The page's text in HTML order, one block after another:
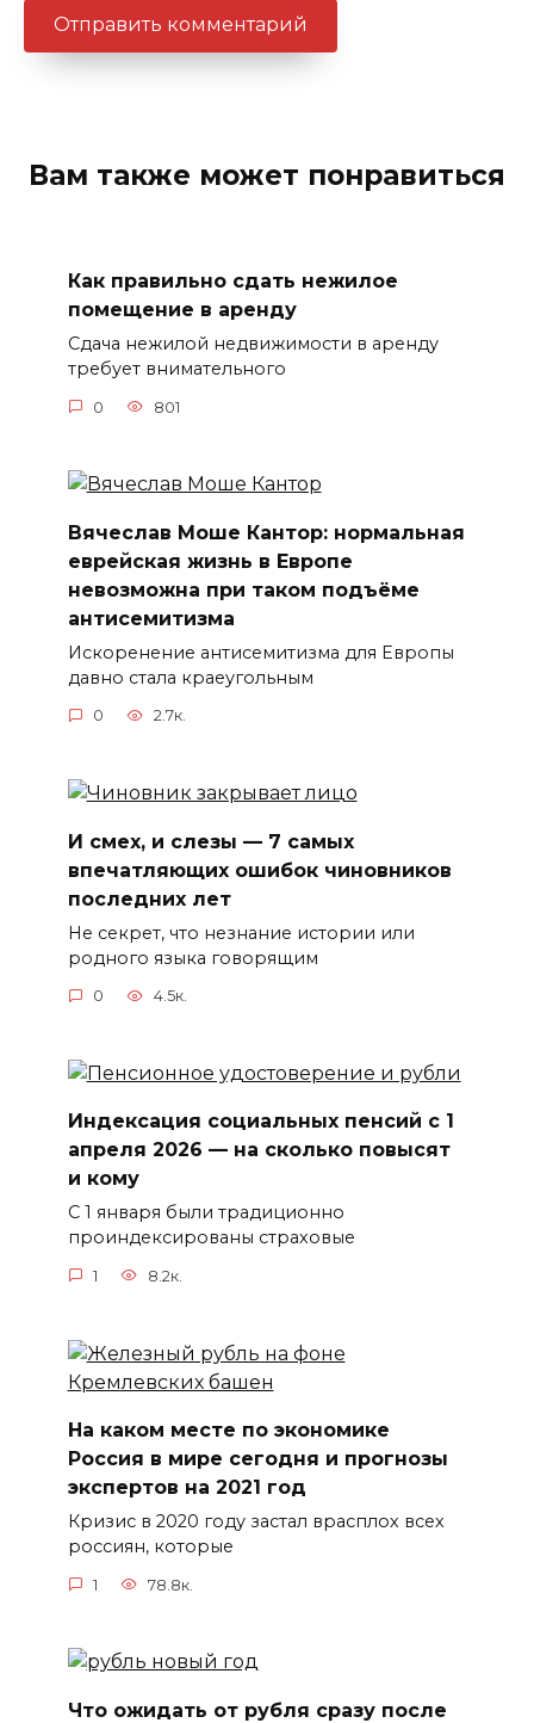
Вам также может понравиться
Как правильно сдать нежилое
помещение в аренду
Сдача нежилой недвижимости в аренду
требует внимательного
0 801
Вячеслав Моше Кантор: нормальная
еврейская жизнь в Европе
невозможна при таком подъёме
антисемитизма
Искоренение антисемитизма для Европы
давно стала краеугольным
0 2.7к.
И смех, и слезы — 7 самых
впечатляющих ошибок чиновников
последних лет
Не секрет, что незнание истории или
родного языка говорящим
0 4.5к.
Индексация социальных пенсий с 1
апреля 2026 — на сколько повысят
и кому
С 1 января были традиционно
проиндексированы страховые
1 8.2к.
На каком месте по экономике
Россия в мире сегодня и прогнозы
экспертов на 2021 год
Кризис в 2020 году застал врасплох всех
россиян, которые
1 78.8к.
Что ожидать от рубля сразу после